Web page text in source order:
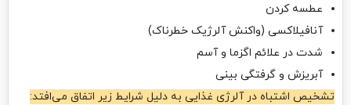
عطسه کردن
آنافیلاکسی (واکنش آلرژیک خطرناک)
شدت در علائم اگزما و آسم
آبریزش و گرفتگی بینی
تشخیص اشتباه در آلرژی غذایی به دلیل شرایط زیر اتفاق می‌افتد: